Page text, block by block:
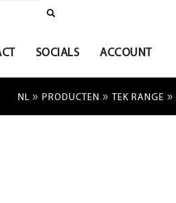
SOCIALS ACCOUNT
NL » PRODUCTEN » TEK RANGE »